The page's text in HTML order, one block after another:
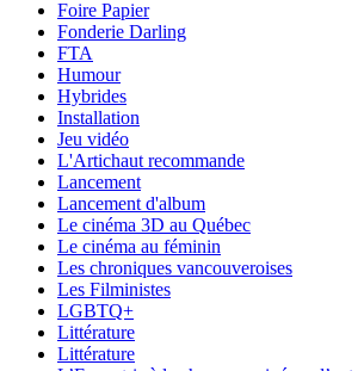
Foire Papier
Fonderie Darling
FTA
Humour
Hybrides
Installation
Jeu vidéo
L'Artichaut recommande
Lancement
Lancement d'album
Le cinéma 3D au Québec
Le cinéma au féminin
Les chroniques vancouveroises
Les Filministes
LGBTQ+
Littérature
Littérature